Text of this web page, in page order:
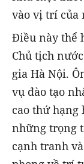
vào vị trí của
Điều này thể
Chủ tịch
gia Hà Nội.
vụ đào tạo
cao thứ hạng
những trọng
cạnh tranh